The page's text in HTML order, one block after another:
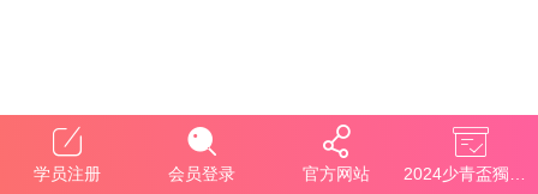
学员注册 会员登录 官方网站